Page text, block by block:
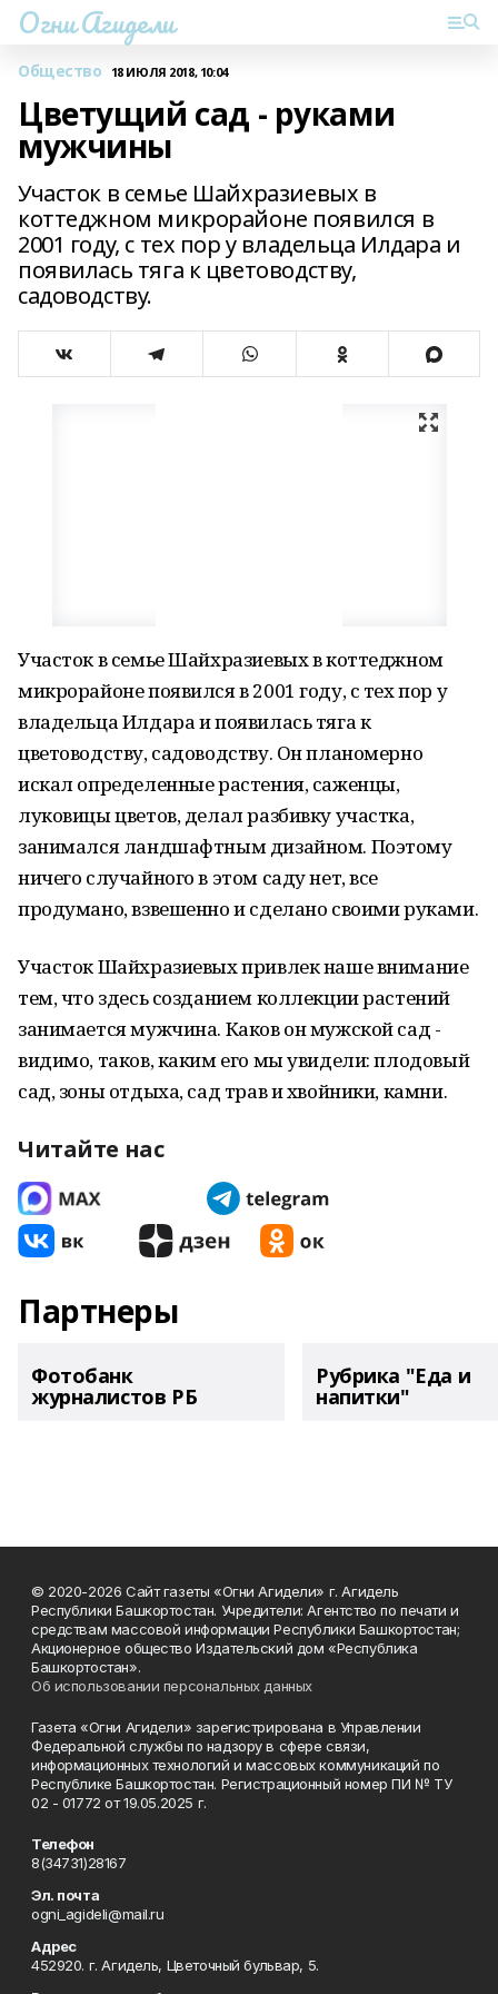
Огни Агидели
Общество 18 ИЮЛЯ 2018, 10:04
Цветущий сад - руками
мужчины
Участок в семье Шайхразиевых в
коттеджном микрорайоне появился в
2001 году, с тех пор у владельца Илдара и
появилась тяга к цветоводству,
садоводству.
Участок в семье Шайхразиевых в коттеджном
микрорайоне появился в 2001 году, с тех пор у
владельца Илдара и появилась тяга к
цветоводству, садоводству. Он планомерно
искал определенные растения, саженцы,
луковицы цветов, делал разбивку участка,
занимался ландшафтным дизайном. Поэтому
ничего случайного в этом саду нет, все
продумано, взвешенно и сделано своими руками.
Участок Шайхразиевых привлек наше внимание
тем, что здесь созданием коллекции растений
занимается мужчина. Каков он мужской сад -
видимо, таков, каким его мы увидели: плодовый
сад, зоны отдыха, сад трав и хвойники, камни.
Читайте нас
Партнеры
Фотобанк
журналистов РБ
Рубрика "Еда и
напитки"
© 2020-2026 Сайт газеты «Огни Агидели» г. Агидель
Республики Башкортостан. Учредители: Агентство по печати и
средствам массовой информации Республики Башкортостан;
Акционерное общество Издательский дом «Республика
Башкортостан».
Об использовании персональных данных
Газета «Огни Агидели» зарегистрирована в Управлении
Федеральной службы по надзору в сфере связи,
информационных технологий и массовых коммуникаций по
Республике Башкортостан. Регистрационный номер ПИ № ТУ
02 - 01772 от 19.05.2025 г.
Телефон
8(34731)28167
Эл. почта
ogni_agideli@mail.ru
Адрес
452920. г. Агидель, Цветочный бульвар, 5.